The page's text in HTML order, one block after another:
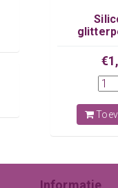
Informatie